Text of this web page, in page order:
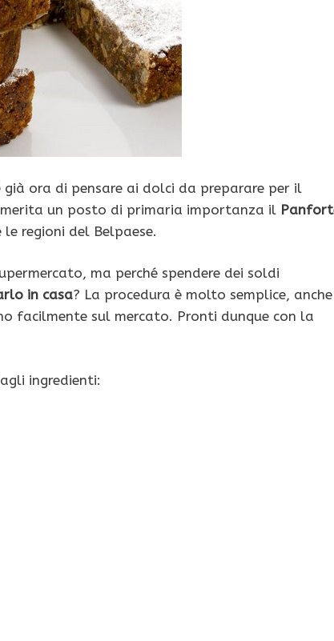
già ora di pensare ai dolci da preparare per il
un posto di primaria importanza il
regioni del Belpaese.
ma perché spendere dei soldi
in casa? La procedura è molto semplice, anche
facilmente sul mercato. Pronti dunque con la
ingredienti: